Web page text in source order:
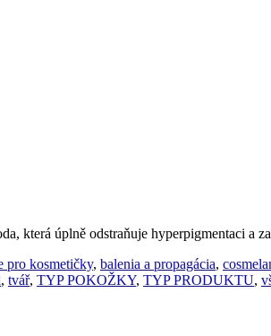
která úplně odstraňuje hyperpigmentaci
pro kosmetičky, balenia a propagácia,
, tvář, TYP POKOŽKY, TYP PRODUKTU,